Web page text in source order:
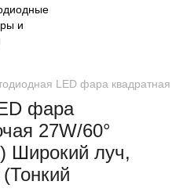
LED фара квадратная
фара
27W/60°
Широкий луч,